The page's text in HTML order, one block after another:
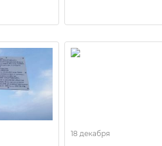
18 декабря